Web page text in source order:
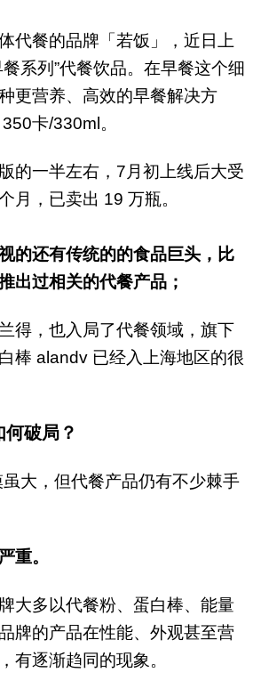
代餐的品牌「若饭」，近日上
系列”代餐饮品。在早餐这个细
更营养、高效的早餐解决方
卡/330ml。
的一半左右，7月初上线后大受
月，已卖出 19 万瓶。
的还有传统的的食品巨头，比
出过相关的代餐产品；
得，也入局了代餐领域，旗下
棒 alandv 已经入上海地区的很
破局？
大，但代餐产品仍有不少棘手
重。
大多以代餐粉、蛋白棒、能量
牌的产品在性能、外观甚至营
有逐渐趋同的现象。